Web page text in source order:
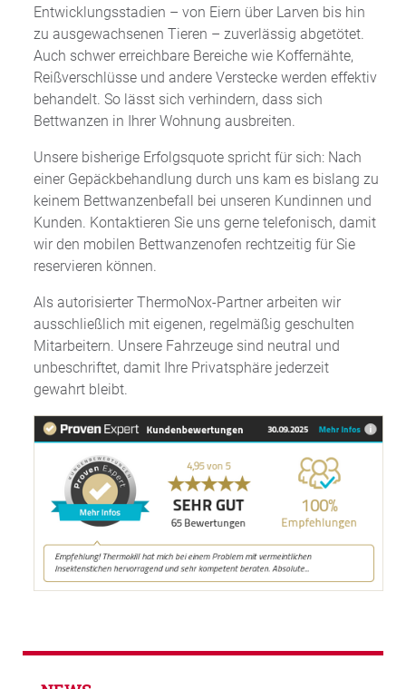
Entwicklungsstadien – von Eiern über Larven bis hin
zu ausgewachsenen Tieren – zuverlässig abgetötet.
Auch schwer erreichbare Bereiche wie Koffernähte,
Reißverschlüsse und andere Verstecke werden effektiv
behandelt. So lässt sich verhindern, dass sich
Bettwanzen in Ihrer Wohnung ausbreiten.
Unsere bisherige Erfolgsquote spricht für sich: Nach
einer Gepäckbehandlung durch uns kam es bislang zu
keinem Bettwanzenbefall bei unseren Kundinnen und
Kunden. Kontaktieren Sie uns gerne telefonisch, damit
wir den mobilen Bettwanzenofen rechtzeitig für Sie
reservieren können.
Als autorisierter ThermoNox-Partner arbeiten wir
ausschließlich mit eigenen, regelmäßig geschulten
Mitarbeitern. Unsere Fahrzeuge sind neutral und
unbeschriftet, damit Ihre Privatsphäre jederzeit
gewahrt bleibt.